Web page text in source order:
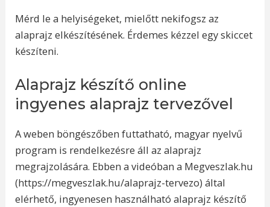
Mérd le a helyiségeket, mielőtt nekifogsz az
alaprajz elkészítésének. Érdemes kézzel egy skiccet
készíteni.
Alaprajz készítő online
ingyenes alaprajz tervezővel
A weben böngészőben futtatható, magyar nyelvű
program is rendelkezésre áll az alaprajz
megrajzolására. Ebben a videóban a Megveszlak.hu
(https://megveszlak.hu/alaprajz-tervezo) által
elérhető, ingyenesen használható alaprajz készítő